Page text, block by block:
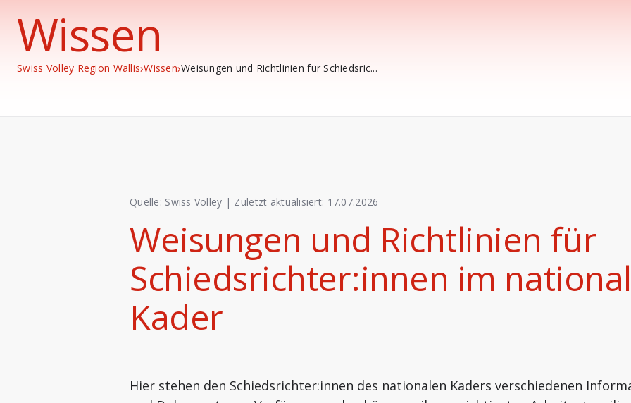
Wissen
Swiss Volley Region Wallis›Wissen›Weisungen und Richtlinien für Schiedsric...
Quelle: Swiss Volley | Zuletzt aktualisiert: 17.07.2026
Weisungen und Richtlinien für
Schiedsrichter:innen im
Kader
Hier stehen den Schiedsrichter:innen des nationalen Kaders verschiedenen